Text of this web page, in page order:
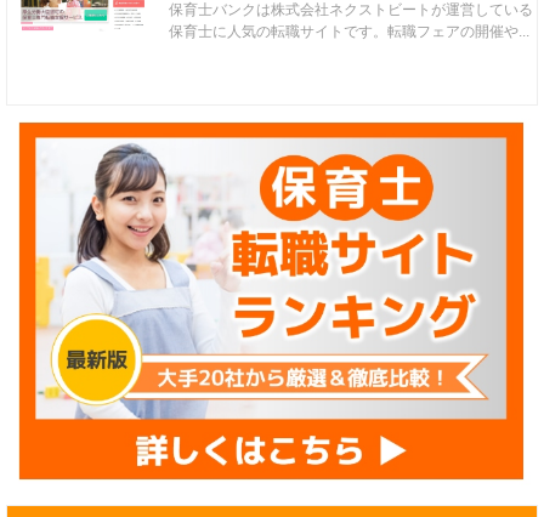
保育士バンクは株式会社ネクストビートが運営している
保育士に人気の転職サイトです。転職フェアの開催や...